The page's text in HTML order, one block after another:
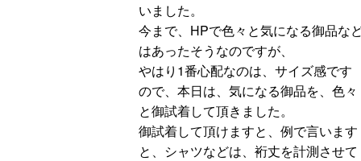
いました。
今まで、HPで色々と気になる御品な
はあったそうなのですが、
やはり1番心配なのは、サイズ感です
ので、本日は、気になる御品を、色々
と御試着して頂きました。
御試着して頂けますと、例で言います
と、シャツなどは、裄丈を計測させて